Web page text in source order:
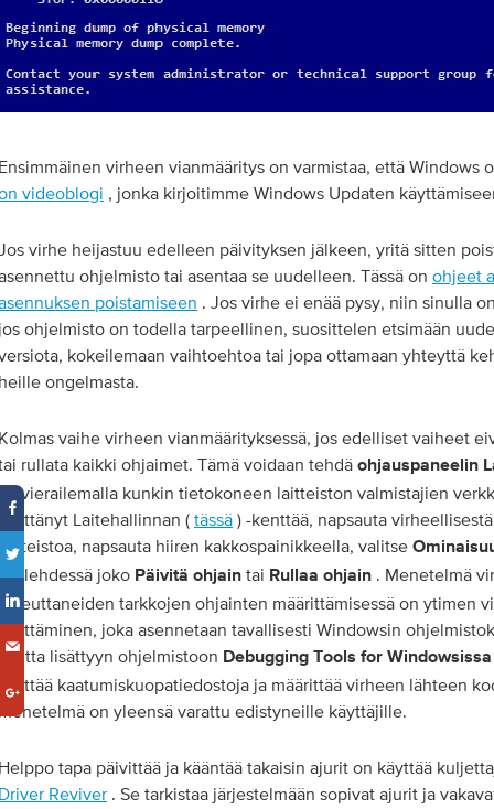
virheen vianmääritys on varmistaa, että Windows
videoblogi , jonka kirjoitimme Windows Updaten
virhe heijastuu edelleen päivityksen jälkeen, yritä sitten
ohjelmisto tai asentaa se uudelleen. Tässä on ohjeet
poistamiseen . Jos virhe ei enää pysy, niin sinulla
ohjelmisto on todella tarpeellinen, suosittelen etsimään
kokeilemaan vaihtoehtoa tai jopa ottamaan yhteyttä
ongelmasta.
vaihe virheen vianmäärityksessä, jos edelliset vaiheet
rullata kaikki ohjaimet. Tämä voidaan tehdä ohjauspaneelin
vierailemalla kunkin tietokoneen laitteiston valmistajien
Laitehallinnan ( tässä ) -kenttää, napsauta
napsauta hiiren kakkospainikkeella, valitse
joko Päivitä ohjain tai Rullaa ohjain . Menetelmä
tarkkojen ohjainten määrittämisessä on ytimen
joka asennetaan tavallisesti Windowsin
lisättyyn ohjelmistoon Debugging Tools for Windowsissa
kaatumiskuopatiedostoja ja määrittää virheen lähteen
on yleensä varattu edistyneille käyttäjille.
tapa päivittää ja kääntää takaisin ajurit on käyttää
Reviver . Se tarkistaa järjestelmään sopivat ajurit ja